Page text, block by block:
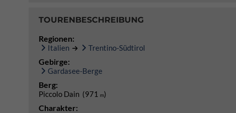
TOURENBESCHREIBUNG
Regionen:
Italien Trentino-Südtirol
Gebirge:
Gardasee-Berge
Berg:
Piccolo Dain (971 m)
Charakter: